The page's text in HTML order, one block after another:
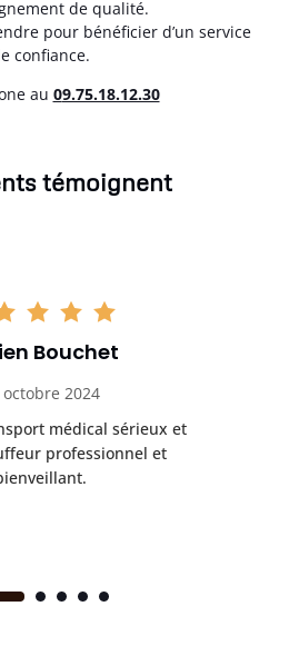
de qualité.
pour bénéficier d’un service
confiance.
au 09.75.18.12.30
témoignent
Bouchet
octobre 2024
médical sérieux et
professionnel et